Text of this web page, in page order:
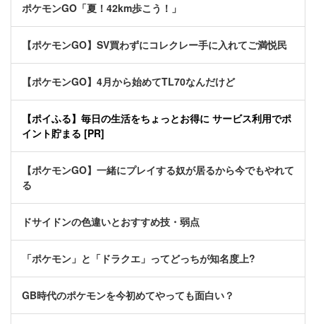
ポケモンGO「夏！42km歩こう！」
【ポケモンGO】SV買わずにコレクレー手に入れてご満悦民
【ポケモンGO】4月から始めてTL70なんだけど
【ポイふる】毎日の生活をちょっとお得に サービス利用でポ
イント貯まる [PR]
【ポケモンGO】一緒にプレイする奴が居るから今でもやれて
る
ドサイドンの色違いとおすすめ技・弱点
「ポケモン」と「ドラクエ」ってどっちが知名度上?
GB時代のポケモンを今初めてやっても面白い？